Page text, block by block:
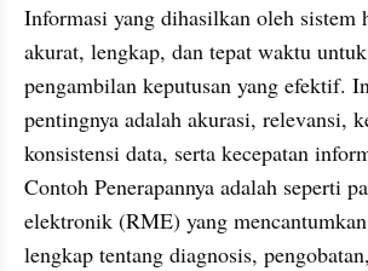
Informasi yang dihasilkan oleh sistem
akurat, lengkap, dan tepat waktu
pengambilan keputusan yang efektif.
pentingnya adalah akurasi, relevansi,
konsistensi data, serta kecepatan
Contoh Penerapannya adalah seperti
elektronik (RME) yang
lengkap tentang diagnosis,